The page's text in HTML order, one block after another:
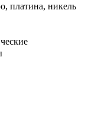
платина, никель